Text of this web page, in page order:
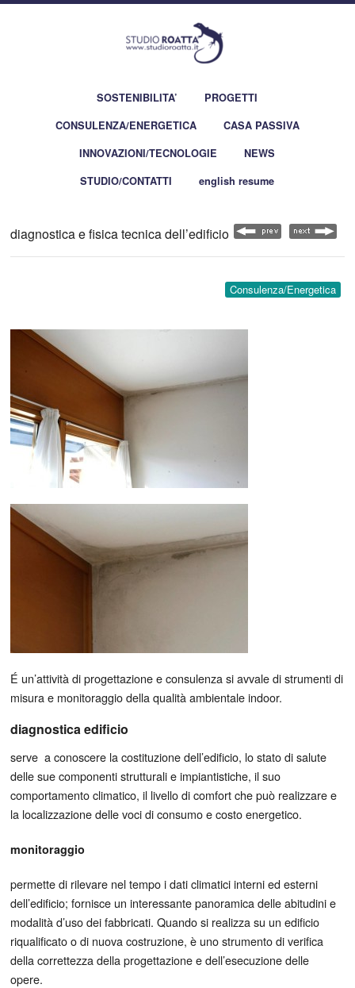
SOSTENIBILITA’
PROGETTI
CONSULENZA/ENERGETICA
CASA PASSIVA
INNOVAZIONI/TECNOLOGIE
NEWS
STUDIO/CONTATTI
english resume
diagnostica e fisica tecnica dell’edificio
Consulenza/Energetica
É un’attività di progettazione e consulenza si avvale di strumenti di
misura e monitoraggio della qualità ambientale indoor.
diagnostica edificio
serve a conoscere la costituzione dell’edificio, lo stato di salute
delle sue componenti strutturali e impiantistiche, il suo
comportamento climatico, il livello di comfort che può realizzare e
la localizzazione delle voci di consumo e costo energetico.
monitoraggio
permette di rilevare nel tempo i dati climatici interni ed esterni
dell’edificio; fornisce un interessante panoramica delle abitudini e
modalità d’uso dei fabbricati. Quando si realizza su un edificio
riqualificato o di nuova costruzione, è uno strumento di verifica
della correttezza della progettazione e dell’esecuzione delle
opere.